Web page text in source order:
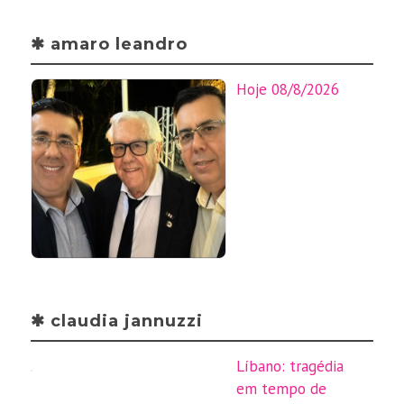
✱ amaro leandro
Hoje 08/8/2026
✱ claudia jannuzzi
Líbano: tragédia
em tempo de